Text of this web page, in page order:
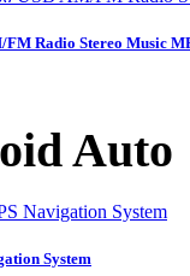
Radio Stereo Music
Auto
System